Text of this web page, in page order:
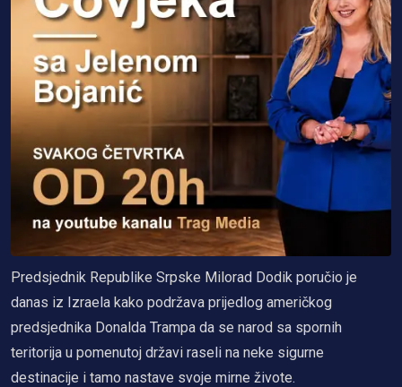
Predsjednik Republike Srpske Milorad Dodik poručio je
danas iz Izraela kako podržava prijedlog američkog
predsjednika Donalda Trampa da se narod sa spornih
teritorija u pomenutoj državi raseli na neke sigurne
destinacije i tamo nastave svoje mirne živote.